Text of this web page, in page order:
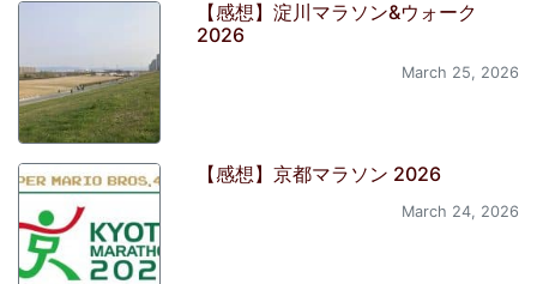
【感想】淀川マラソン&ウォーク
2026
March 25, 2026
【感想】京都マラソン 2026
March 24, 2026